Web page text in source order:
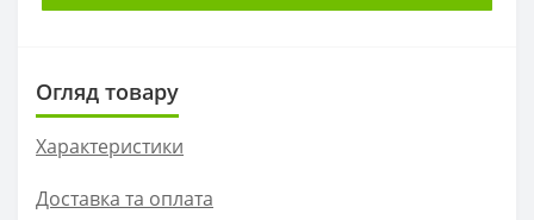
Огляд товару
Характеристики
Доставка та оплата